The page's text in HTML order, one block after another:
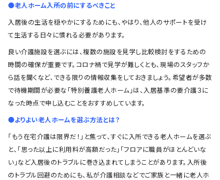
●老人ホーム入所の前にするべきこと
入居後の生活を穏やかにするためにも、やはり、他人のサポートを受け
て生活する日々に慣れる必要があります。
良い介護施設を選ぶには、複数の施設を見学し比較検討をするための
時間の確保が重要です。コロナ禍で見学が難しくとも、現場のスタッフか
ら話を聞くなど、できる限りの情報収集をしておきましょう。希望者が多数
で待機期間が必要な「特別養護老人ホーム」は、入居基準の要介護３に
なった時点で申し込むことをおすすめしています。
●よりよい老人ホームを選ぶ方法とは？
「もう在宅介護は限界だ！」と焦って、すぐに入所できる老人ホームを選ぶ
と、「思った以上に利用料が高額だった」「フロアに職員がほとんどいな
い」など入居後のトラブルに巻き込まれてしまうことがあります。入所後
のトラブル回避のためにも、私が介護相談などでご家族と一緒に老人ホ